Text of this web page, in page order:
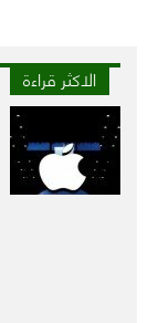
الاكثر قراءة